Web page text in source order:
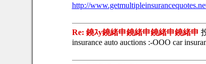
http://
Re: 鐃ｽy鐃緒申鐃緒申鐃緒申鐃緒申
insurance auto auctions :-OOO car